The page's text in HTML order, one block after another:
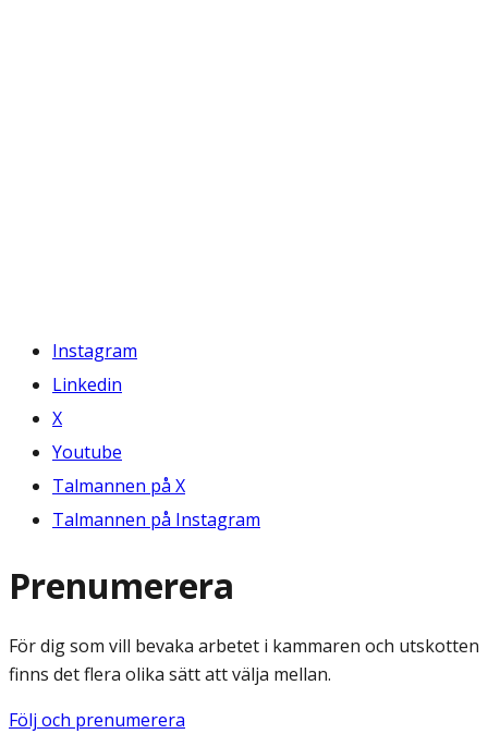
Instagram
Linkedin
X
Youtube
Talmannen på X
Talmannen på Instagram
Prenumerera
För dig som vill bevaka arbetet i kammaren och utskotten
finns det flera olika sätt att välja mellan.
Följ och prenumerera